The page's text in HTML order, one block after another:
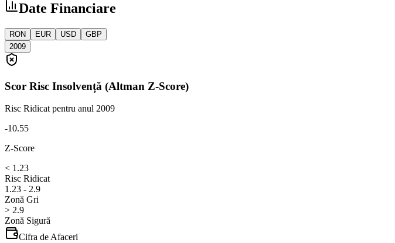
Date Financiare
RON EUR USD
GBP
2009
Scor Risc Insolvență (Altman Z-Score)
Risc Ridicat pentru anul 2009
-10.55
Z-Score
< 1.23
Risc Ridicat
1.23 - 2.9
Zonă Gri
> 2.9
Zonă Sigură
Cifra de Afaceri